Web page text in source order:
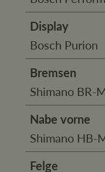
Display
Bosch Purion
Bremsen
Shimano BR-
Nabe vorne
Shimano HB-
Felge